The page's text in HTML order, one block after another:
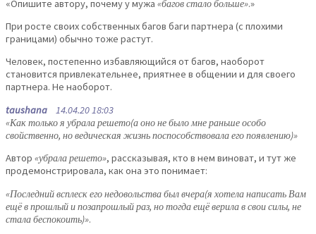
«Опишите автору, почему у мужа «багов стало больше».»
При росте своих собственных багов баги партнера (с плохими
границами) обычно тоже растут.
Человек, постепенно избавляющийся от багов, наоборот
становится привлекательнее, приятнее в общении и для своего
партнера. Не наоборот.
taushana 14.04.20 18:03
«Как только я убрала решето(а оно не было мне раньше особо
свойственно, но ведическая жизнь поспособствовала его появлению)»
Автор «убрала решето», рассказывая, кто в нем виноват, и тут же
продемонстрировала, как она это понимает:
«Последний всплеск его недовольства был вчера(я хотела написать Вам
ещё в прошлый и позапрошлый раз, но тогда ещё верила в свои силы, не
стала беспокоить)».